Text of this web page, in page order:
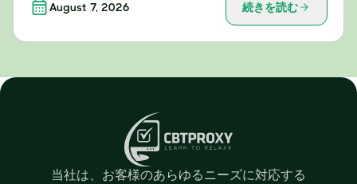
August 7, 2026 続きを読む
当社は、お客様のあらゆるニーズに対応する